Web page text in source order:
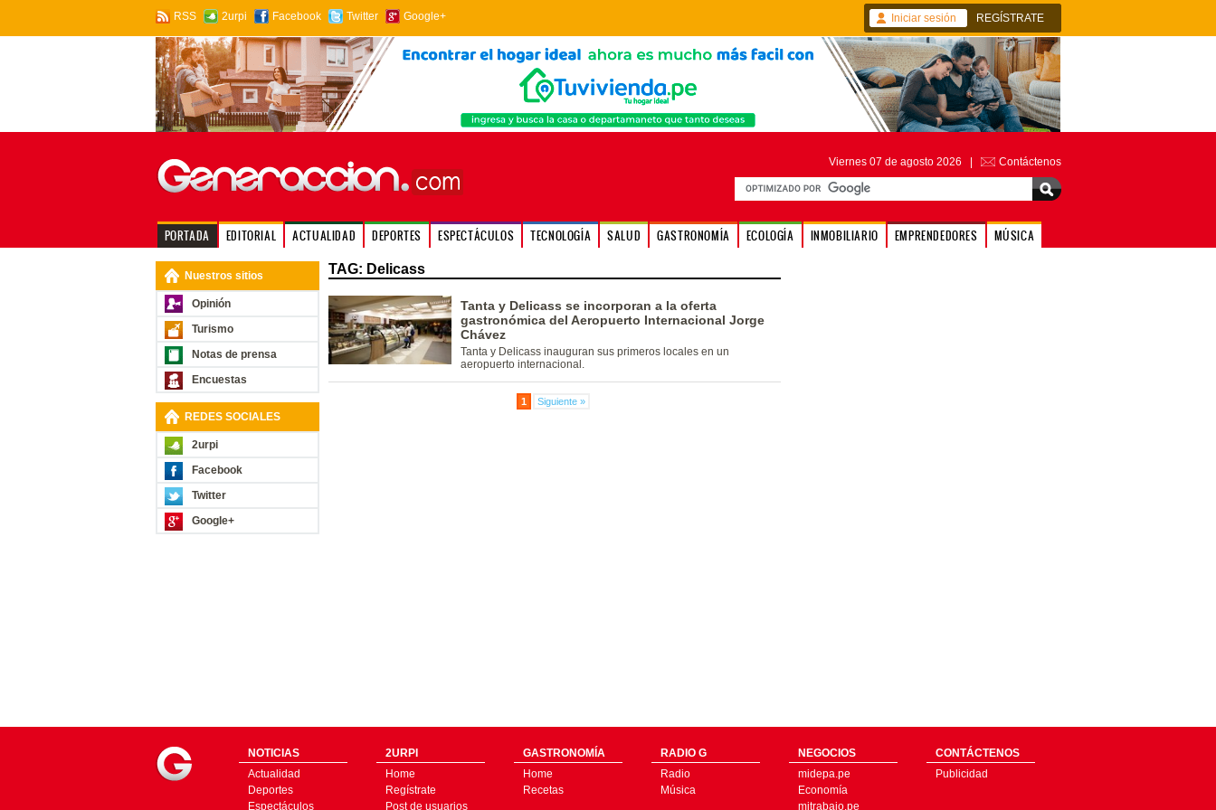
RSS 2urpi Facebook Twitter Google+ Iniciar sesión REGÍSTRATE
Viernes 07 de agosto 2026 | Contáctenos
PORTADA EDITORIAL ACTUALIDAD DEPORTES ESPECTÁCULOS TECNOLOGÍA SALUD GASTRONOMÍA ECOLOGÍA INMOBILIARIO EMPRENDEDORES MÚSICA
Nuestros sitios
Opinión
Turismo
Notas de prensa
Encuestas
REDES SOCIALES
2urpi
Facebook
Twitter
Google+
TAG: Delicass
Tanta y Delicass se incorporan a la oferta
gastronómica del Aeropuerto Internacional Jorge
Chávez
Tanta y Delicass inauguran sus primeros locales en un
aeropuerto internacional.
1 Siguiente »
NOTICIAS
Actualidad
Deportes
Espectáculos
2URPI
Home
Regístrate
Post de usuarios
GASTRONOMÍA
Home
Recetas
RADIO G
Radio
Música
NEGOCIOS
midepa.pe
Economía
mitrabajo.pe
CONTÁCTENOS
Publicidad